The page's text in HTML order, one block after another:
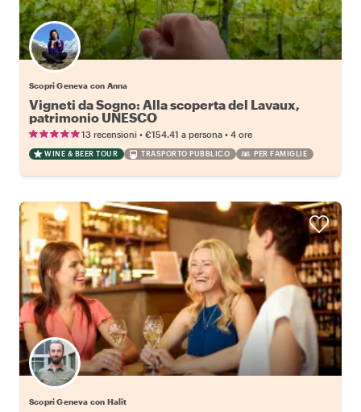
Scopri Geneva con Anna
Vigneti da Sogno: Alla scoperta del Lavaux,
patrimonio UNESCO
13 recensioni • €154.41 a persona • 4 ore
WINE & BEER TOUR TRASPORTO PUBBLICO PER FAMIGLIE
Scopri Geneva con Halit